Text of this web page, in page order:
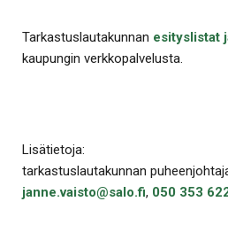
Tarkastuslautakunnan esityslistat
kaupungin verkkopalvelusta.
Lisätietoja:
tarkastuslautakunnan
janne.vaisto@salo.fi, 050 353